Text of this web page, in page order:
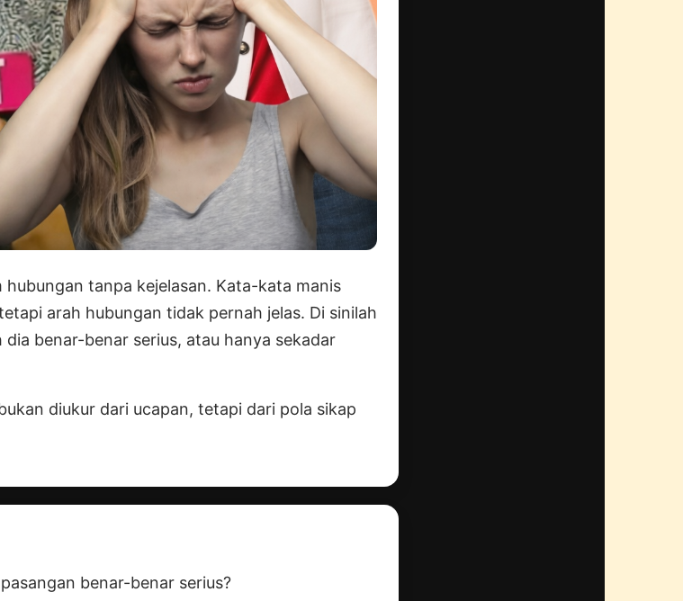
tanpa kejelasan. Kata-kata manis
arah hubungan tidak pernah jelas. Di sinilah
benar-benar serius, atau hanya sekadar
diukur dari ucapan, tetapi dari pola sikap
benar-benar serius?